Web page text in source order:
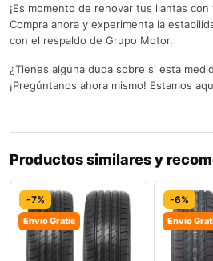
¡Es momento de renovar tus llantas
Compra ahora y experimenta la
con el respaldo de Grupo Motor.
¿Tienes alguna duda sobre si esta
¡Pregúntanos ahora mismo! Estamos
Productos similares y
-7%
Envío Gratis
-6%
Envío